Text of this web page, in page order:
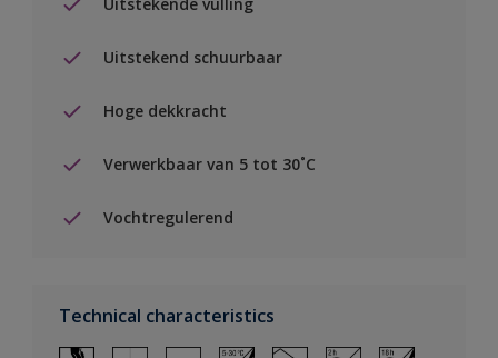
Uitstekend schuurbaar
Hoge dekkracht
Verwerkbaar van 5 tot 30˚C
Vochtregulerend
Technical characteristics